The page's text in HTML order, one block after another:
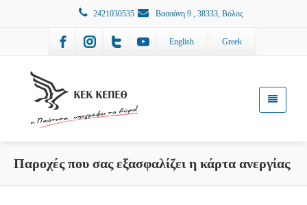
2421030535 Βασσάνη 9 , 38333, Βόλος
English Greek
Παροχές που σας εξασφαλίζει η κάρτα ανεργίας